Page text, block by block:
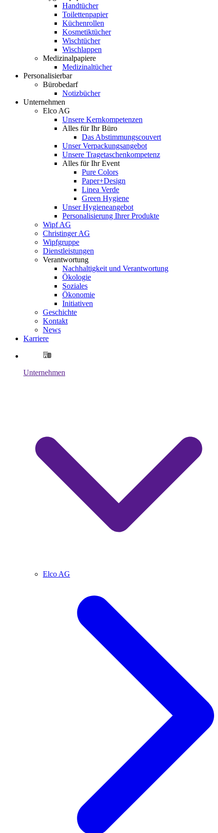
Handtücher
Toilettenpapier
Küchenrollen
Kosmetiktücher
Wischtücher
Wischlappen
Medizinalpapiere
Medizinaltücher
Personalisierbar
Bürobedarf
Notizbücher
Unternehmen
Elco AG
Unsere Kernkompetenzen
Alles für Ihr Büro
Das Abstimmungscouvert
Unser Verpackungsangebot
Unsere Tragetaschenkompetenz
Alles für Ihr Event
Pure Colors
Paper+Design
Linea Verde
Green Hygiene
Unser Hygieneangebot
Personalisierung Ihrer Produkte
Wipf AG
Christinger AG
Wipfgruppe
Dienstleistungen
Verantwortung
Nachhaltigkeit und Verantwortung
Ökologie
Soziales
Ökonomie
Initiativen
Geschichte
Kontakt
News
Karriere
Unternehmen
Elco AG